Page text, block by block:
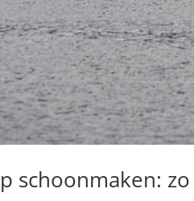
schoonmaken: